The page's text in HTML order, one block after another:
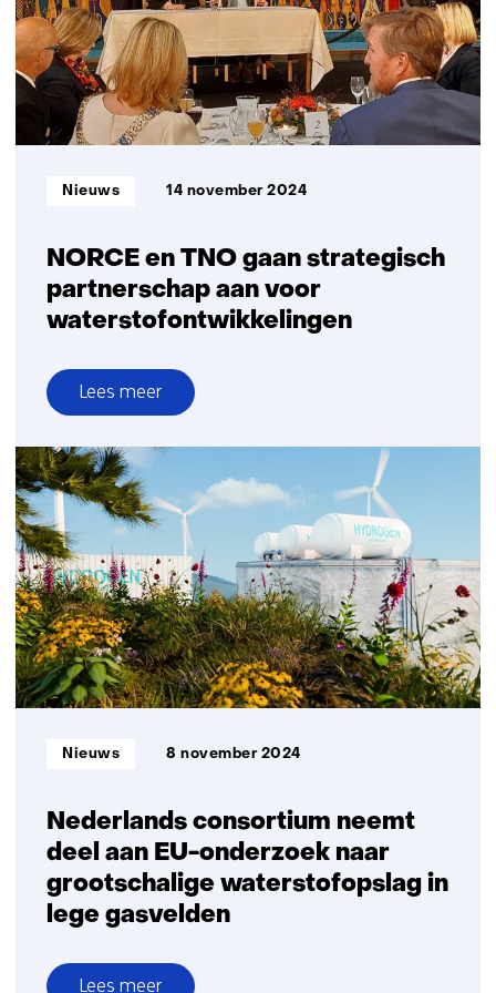
toekomst
van
duurzame
energie
in
Nederland
Europa
NORCE en TNO gaan strategisch
partnerschap aan voor
waterstofontwikkelingen
Informatietype:
Nieuws 14 november 2024
Lees meer
over
NORCE
en
TNO
gaan
strategisch
partnerschap
aan
voor
waterstofontwikkelingen
Nederlands consortium neemt
deel aan EU-onderzoek naar
grootschalige waterstofopslag in
lege gasvelden
Informatietype:
Nieuws 8 november 2024
Lees meer